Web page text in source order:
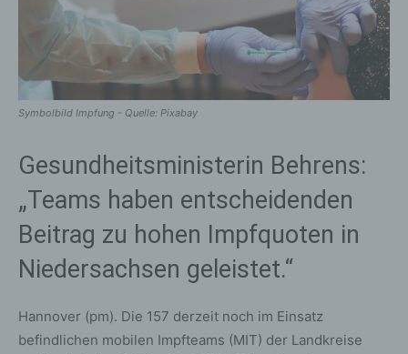
Symbolbild Impfung - Quelle: Pixabay
Gesundheitsministerin Behrens:
„Teams haben entscheidenden
Beitrag zu hohen Impfquoten in
Niedersachsen geleistet.“
Hannover (pm). Die 157 derzeit noch im Einsatz
befindlichen mobilen Impfteams (MIT) der Landkreise